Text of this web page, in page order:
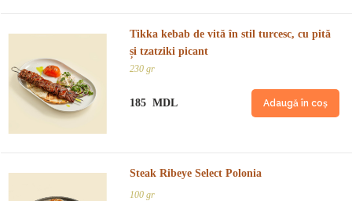
Tikka kebab de vită în stil turcesc, cu pită
și tzatziki picant
230 gr
185 MDL Adaugă în coș
Steak Ribeye Select Polonia
100 gr